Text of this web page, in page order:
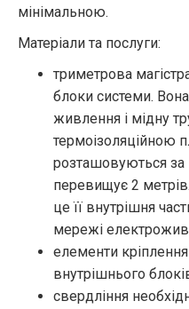
мінімальною.
Матеріали та послуги:
триметрова
блоки системи.
живлення і мідну
термоізоляційною
розташовуються за
перевищує 2
це її внутрішня
мережі
елементи
внутрішнього
свердління